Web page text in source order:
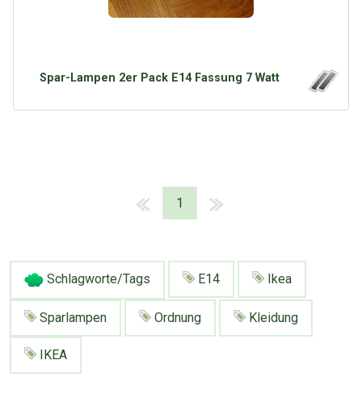
Spar-Lampen 2er Pack E14 Fassung 7 Watt
1
Schlagworte/Tags E14 Ikea
Sparlampen Ordnung Kleidung
IKEA